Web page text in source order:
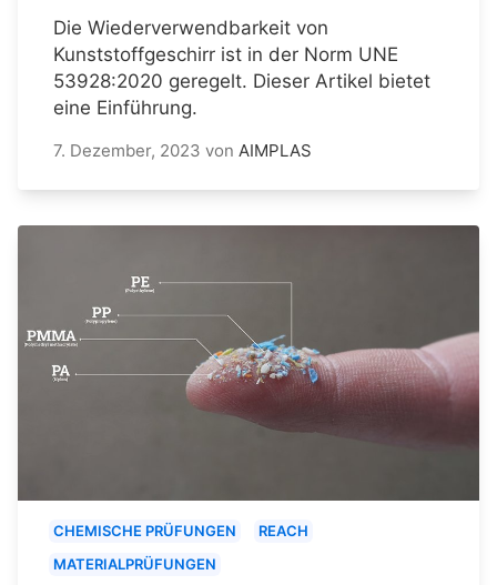
Die Wiederverwendbarkeit von
Kunststoffgeschirr ist in der Norm UNE
53928:2020 geregelt. Dieser Artikel bietet
eine Einführung.
7. Dezember, 2023 von AIMPLAS
CHEMISCHE PRÜFUNGEN
REACH
MATERIALPRÜFUNGEN